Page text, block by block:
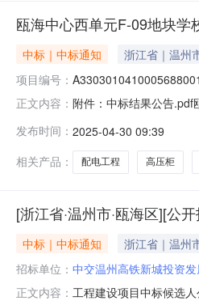
瓯海中心西单元F-09地块学
中标｜中标通知 浙江省｜温州
项目编号：
正文内容： 附件：中标结果公告.pdf
标价工期（或服务期、
发布时间： 2025-04-30 09:39
相关产品：
配电工程 高压柜
[浙江省·温州市·瓯海区][公
中标｜中标通知 浙江省｜温州
招标单位： 中交温州高铁新城投资
正文内容： 工程建设项目中标候选